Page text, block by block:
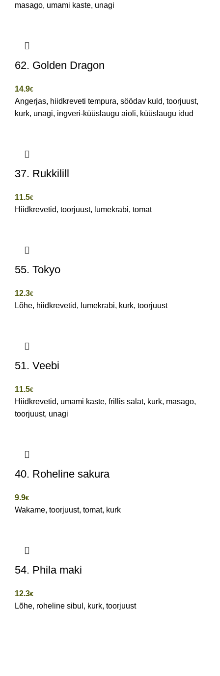
masago, umami kaste, unagi
62. Golden Dragon
14.9€
Angerjas, hiidkreveti tempura, söödav kuld, toorjuust,
kurk, unagi, ingveri-küüslaugu aioli, küüslaugu idud
37. Rukkilill
11.5€
Hiidkrevetid, toorjuust, lumekrabi, tomat
55. Tokyo
12.3€
Lõhe, hiidkrevetid, lumekrabi, kurk, toorjuust
51. Veebi
11.5€
Hiidkrevetid, umami kaste, frillis salat, kurk, masago,
toorjuust, unagi
40. Roheline sakura
9.9€
Wakame, toorjuust, tomat, kurk
54. Phila maki
12.3€
Lõhe, roheline sibul, kurk, toorjuust